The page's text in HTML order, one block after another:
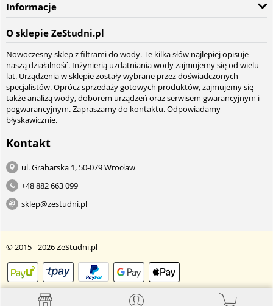
Informacje
O sklepie ZeStudni.pl
Nowoczesny sklep z filtrami do wody. Te kilka słów najlepiej opisuje
naszą działalność. Inżynierią uzdatniania wody zajmujemy się od wielu
lat. Urządzenia w sklepie zostały wybrane przez doświadczonych
specjalistów. Oprócz sprzedaży gotowych produktów, zajmujemy się
także analizą wody, doborem urządzeń oraz serwisem gwarancyjnym i
pogwarancyjnym. Zapraszamy do kontaktu. Odpowiadamy
błyskawicznie.
Kontakt
ul. Grabarska 1, 50-079 Wrocław
+48 882 663 099
sklep@zestudni.pl
© 2015 - 2026 ZeStudni.pl